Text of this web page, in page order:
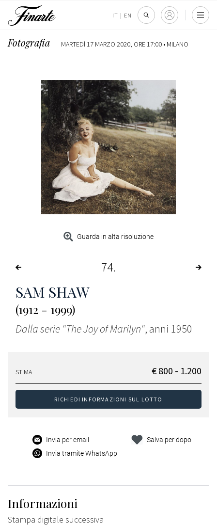
IT | EN
Fotografia MARTEDÌ 17 MARZO 2020, ORE 17:00 • MILANO
Guarda in alta risoluzione
74
SAM SHAW
(1912 - 1999)
Dalla serie "The Joy of Marilyn", anni 1950
STIMA € 800 - 1.200
RICHIEDI INFORMAZIONI SUL LOTTO
Invia per email
Invia tramite WhatsApp
Salva per dopo
Informazioni
Stampa digitale successiva